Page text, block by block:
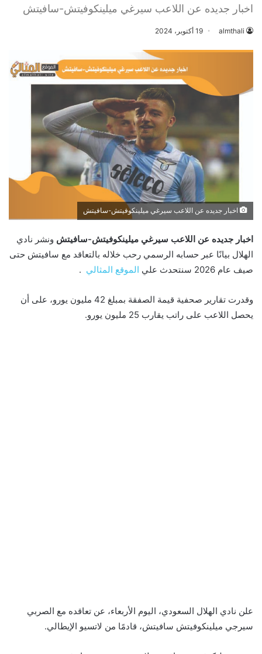
اخبار جديده عن اللاعب سيرغي ميلينكوفيتش-سافيتش
almthali 19 أكتوبر، 2024
اخبار جديده عن اللاعب سيرغي ميلينكوفيتش-سافيتش
اخبار جديده عن اللاعب سيرغي ميلينكوفيتش-سافيتش ونشر نادي
الهلال بيانًا عبر حسابه الرسمي رحب خلاله بالتعاقد مع سافيتش حتى
صيف عام 2026 سنتحدث علي
الموقع المثالي .
وقدرت تقارير صحفية قيمة الصفقة بمبلغ 42 مليون يورو، على أن
يحصل اللاعب على راتب يقارب 25 مليون يورو.
علن نادي الهلال السعودي، اليوم الأربعاء، عن تعاقده مع الصربي
سيرجي ميلينكوفيتش سافيتش، قادمًا من لاتسيو الإيطالي.